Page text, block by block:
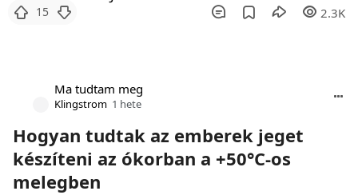
15 2.3K
Ma tudtam meg
Klingstrom 1 hete
Hogyan tudtak az emberek jeget
készíteni az ókorban a +50°C-os
melegben